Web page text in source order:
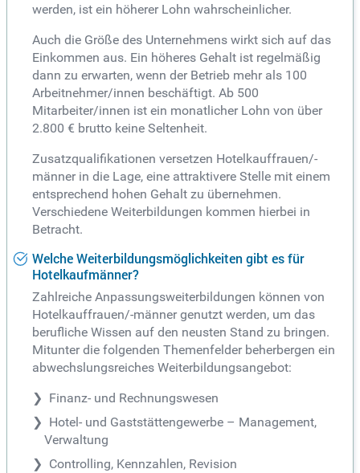
werden, ist ein höherer Lohn wahrscheinlicher.
Auch die Größe des Unternehmens wirkt sich auf das
Einkommen aus. Ein höheres Gehalt ist regelmäßig
dann zu erwarten, wenn der Betrieb mehr als 100
Arbeitnehmer/innen beschäftigt. Ab 500
Mitarbeiter/innen ist ein monatlicher Lohn von über
2.800 € brutto keine Seltenheit.
Zusatzqualifikationen versetzen Hotelkauffrauen/-
männer in die Lage, eine attraktivere Stelle mit einem
entsprechend hohen Gehalt zu übernehmen.
Verschiedene Weiterbildungen kommen hierbei in
Betracht.
Welche Weiterbildungsmöglichkeiten gibt es für
Hotelkaufmänner?
Zahlreiche Anpassungsweiterbildungen können von
Hotelkauffrauen/-männer genutzt werden, um das
berufliche Wissen auf den neusten Stand zu bringen.
Mitunter die folgenden Themenfelder beherbergen ein
abwechslungsreiches Weiterbildungsangebot:
Finanz- und Rechnungswesen
Hotel- und Gaststättengewerbe – Management,
Verwaltung
Controlling, Kennzahlen, Revision